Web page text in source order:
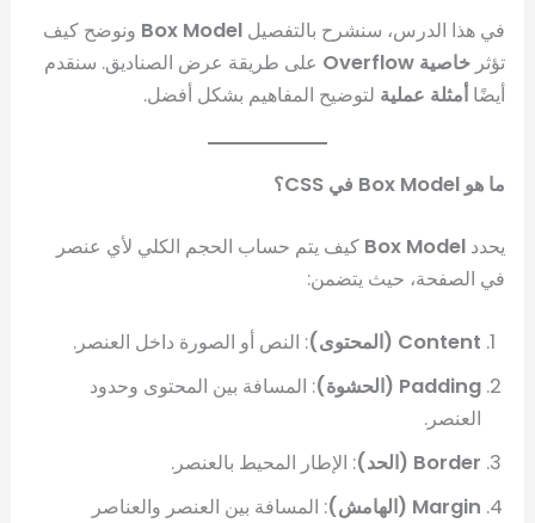
في هذا الدرس، سنشرح بالتفصيلBox Model ونوضح كيف
تؤثرخاصية Overflow
على طريقة عرض الصناديق. سنقدم
أيضًاأمثلة عملية لتوضيح المفاهيم بشكل أفضل.
ما هو Box Model في CSS؟
يحددBox Model كيف يتم حساب الحجم الكلي لأي عنصر
في الصفحة، حيث يتضمن:
Content (المحتوى)
: النص أو الصورة داخل العنصر.
Padding (الحشوة)
: المسافة بين المحتوى وحدود
العنصر.
Border (الحد)
: الإطار المحيط بالعنصر.
Margin (الهامش)
: المسافة بين العنصر والعناصر